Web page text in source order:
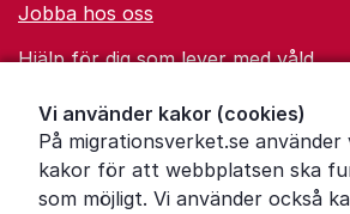
Vi använder kakor (cookies)
På migrationsverket.se använder
kakor för att webbplatsen ska
som möjligt. Vi använder också
Jobba hos oss
Hjälp för dig som lever med våld
Ordförklaringar
Om Migrationsverket
Pressrum